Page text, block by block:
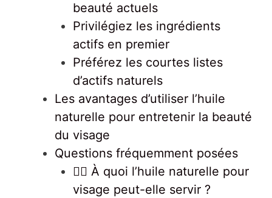
beauté actuels
Privilégiez les ingrédients
actifs en premier
Préférez les courtes listes
d’actifs naturels
Les avantages d’utiliser l’huile
naturelle pour entretenir la beauté
du visage
Questions fréquemment posées
💆‍♀️ À quoi l’huile naturelle pour
visage peut-elle servir ?